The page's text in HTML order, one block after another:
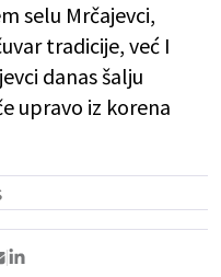
selu Mrčajevci,
tradicije, već I
danas šalju
upravo iz korena